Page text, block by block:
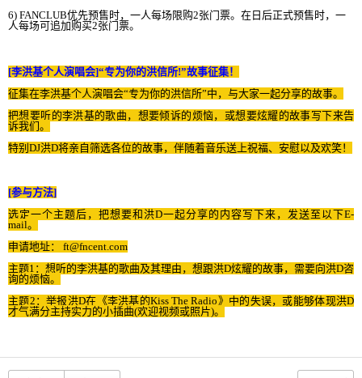
6) FANCLUB优先预售时，一人每场限购2张门票。 在日后正式预售时，一
人每场可追加购买2张门票。
[李洪基个人演唱会]“专为你的洪信所!”故事征集！
征集在李洪基个人演唱会“专为你的洪信所”中， 与大家一起分享的故事。
把想要听的李洪基的歌曲，想要倾诉的烦恼，或想要炫耀的故事写下来告
诉我们。
特别 DJ洪D将亲 自筛选各位的故事，伴随着音乐送上祝福、安慰以及欢笑！
[参与方法]
选定一个主题后，把想要和洪D一起分享的 内容写下来 ， 发送至以下E-
mail。
申请地址： ft@fncent.com
主题1 ：想听的李洪基的歌曲及其理由，想跟洪D炫耀的故事，需要向洪D咨
询的烦恼。
主题2 ：举报洪D在《李洪基的Kiss The Radio 》中的失误，或能够体现洪D
才气满分主持实力的小插曲(欢迎视频或照片)。